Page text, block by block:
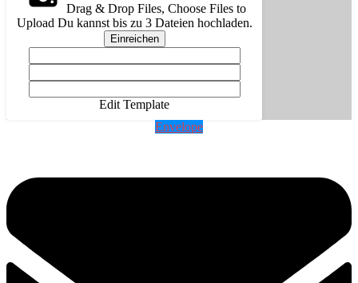
Drag & Drop Files, Choose Files to
Upload Du kannst bis zu 3 Dateien hochladen.
Einreichen
Edit Template
Envelope